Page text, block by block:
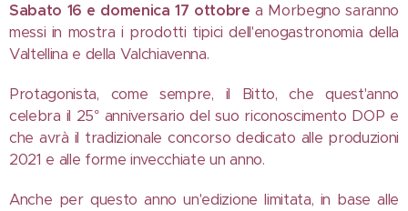
Sabato 16 e domenica 17 ottobre a Morbegno saranno
messi in mostra i prodotti tipici dell'enogastronomia della
Valtellina e della Valchiavenna.
Protagonista, come sempre, il Bitto, che quest'anno
celebra il 25° anniversario del suo riconoscimento DOP e
che avrà il tradizionale concorso dedicato alle produzioni
2021 e alle forme invecchiate un anno.
Anche per questo anno un'edizione limitata, in base alle